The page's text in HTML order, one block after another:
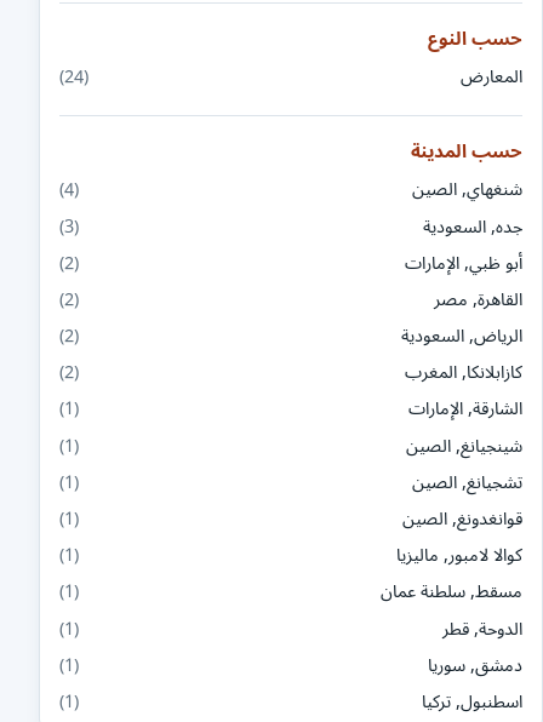
حسب النوع
المعارض (24)
حسب المدينة
شنغهاي, الصين
(4)
جده, السعودية
(3)
أبو ظبي, الإمارات
(2)
القاهرة, مصر
(2)
الرياض, السعودية
(2)
كازابلانكا, المغرب
(2)
الشارقة, الإمارات
(1)
شينجيانغ, الصين
(1)
تشجيانغ, الصين
(1)
قوانغدونغ, الصين
(1)
كوالا لامبور, ماليزيا
(1)
مسقط, سلطنة عمان
(1)
الدوحة, قطر
(1)
دمشق, سوريا
(1)
اسطنبول, تركيا
(1)